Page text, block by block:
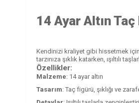
14 Ayar Altın
Kendinizi kraliyet gibi hissetmek
tarzınıza şıklık katarken, ışıltılı
Özellikler:
Malzeme: 14 ayar altın
Tasarım: Taç figürü, şıklığı ve